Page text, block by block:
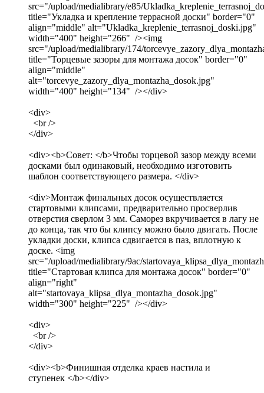
src="/upload/medialibrary/e85/
title="Укладка и крепление террасной доски" border="0"
align="middle" alt="Ukladka_kreplenie_terrasnoj_doski.jpg"
width="400" height="266" /><img
src="/upload/medialibrary/174/
title="Торцевые зазоры для монтажа досок" border="0"
align="middle"
alt="torcevye_zazory_dlya_montazha_dosok.jpg"
width="400" height="134" /></div>
<div>
<br />
</div>
<div><b>Совет: </b>Чтобы торцевой зазор между всеми
досками был одинаковый, необходимо изготовить
шаблон соответствующего размера. </div>
<div>Монтаж финальных досок осуществляется
стартовыми клипсами, предварительно просверлив
отверстия сверлом 3 мм. Саморез вкручивается в лагу не
до конца, так что бы клипсу можно было двигать. После
укладки доски, клипса сдвигается в паз, вплотную к
доске. <img
src="/upload/medialibrary/9ac/
title="Стартовая клипса для монтажа досок" border="0"
align="right"
alt="startovaya_klipsa_dlya_montazha_dosok.jpg"
width="300" height="225" /></div>
<div>
<br />
</div>
<div><b>Финишная отделка краев настила и
ступенек </b></div>